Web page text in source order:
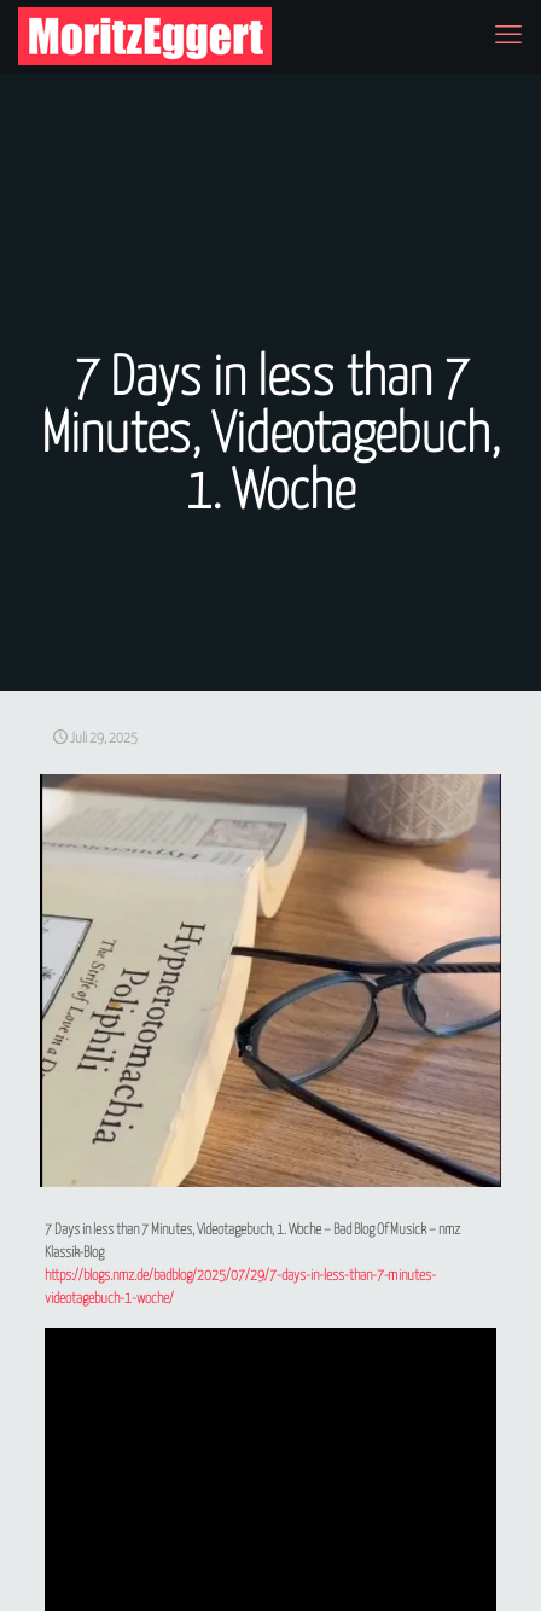
7 Days in less than 7
Minutes, Videotagebuch,
1. Woche
Juli 29, 2025
7 Days in less than 7 Minutes, Videotagebuch, 1. Woche – Bad Blog Of Musick – nmz
Klassik-Blog
https://blogs.nmz.de/badblog/2025/07/29/7-days-in-less-than-7-minutes-
videotagebuch-1-woche/